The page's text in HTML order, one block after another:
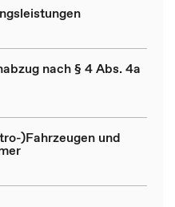
nach § 4 Abs. 4a
)Fahrzeugen und